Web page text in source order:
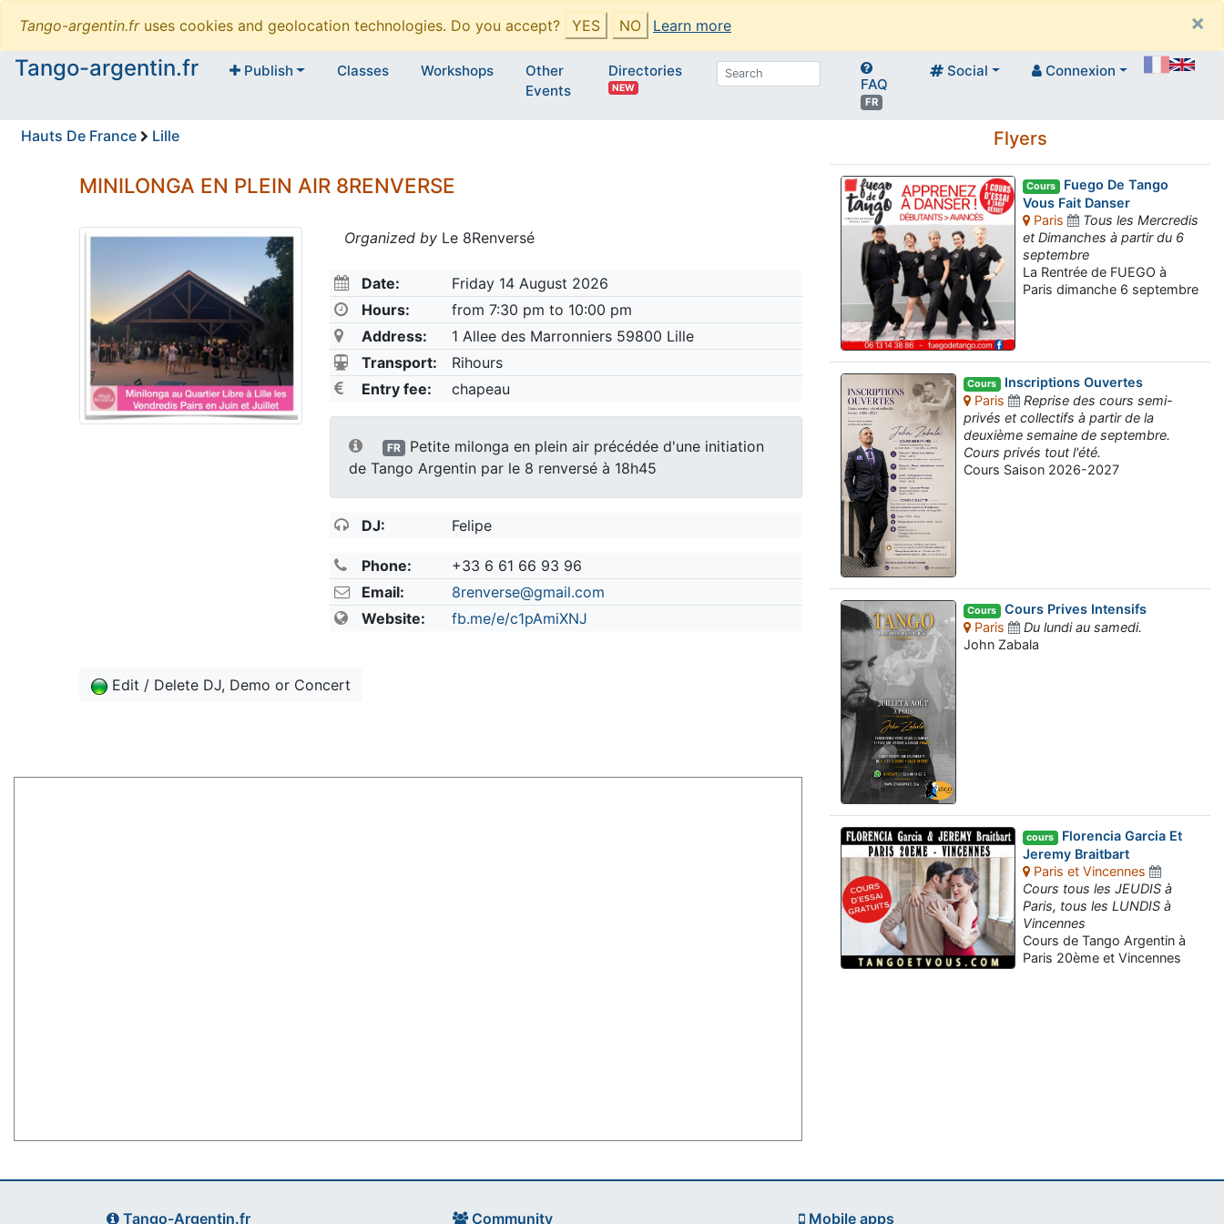
Tango-argentin.fruses cookies and geolocation technologies. Do you accept? YES NO Learn more
×
Tango-argentin.fr
Publish Classes Workshops
Other
Events
Directories
NEW FAQ
FR
Social Connexion
Hauts De France Lille
MINILONGA EN PLEIN AIR 8RENVERSE
Organized byLe 8Renversé
Date:
Friday 14 August 2026
Hours:
from 7:30 pm to 10:00 pm
Address:
1 Allee des Marronniers 59800 Lille
Transport:
Rihours
Entry fee:
chapeau
FR
Petite milonga en plein air précédée d'une initiation
de Tango Argentin par le 8 renversé à 18h45
DJ: Felipe
Phone:
+33 6 61 66 93 96
Email:
8renverse@gmail.com
Website:
fb.me/e/c1pAmiXNJ
Edit / Delete DJ, Demo or Concert
Flyers
Cours Fuego De Tango
Vous Fait Danser
Paris
Tous les Mercredis
et Dimanches à partir du 6
septembre
La Rentrée de FUEGO à
Paris dimanche 6 septembre
Cours Inscriptions Ouvertes
Paris
Reprise des cours semi-
privés et collectifs à partir de la
deuxième semaine de septembre.
Cours privés tout l'été.
Cours Saison 2026-2027
Cours Cours Prives Intensifs
Paris
Du lundi au samedi.
John Zabala
cours Florencia Garcia Et
Jeremy Braitbart
Paris et Vincennes
Cours tous les JEUDIS à
Paris, tous les LUNDIS à
Vincennes
Cours de Tango Argentin à
Paris 20ème et Vincennes
Tango-Argentin.fr Community Mobile apps